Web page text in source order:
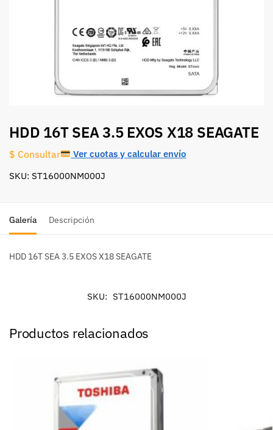
HDD 16T SEA 3.5 EXOS X18 SEAGATE
$ Consultar Ver cuotas y calcular envío
SKU: ST16000NM000J
Galería Descripción
HDD 16T SEA 3.5 EXOS X18 SEAGATE
SKU: ST16000NM000J
Productos relacionados